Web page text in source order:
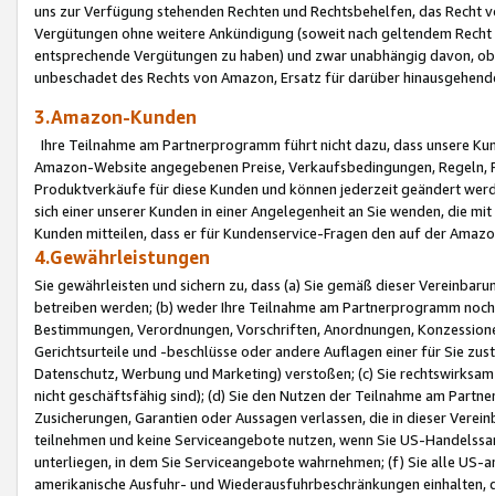
uns zur Verfügung stehenden Rechten und Rechtsbehelfen, das
Vergütungen ohne weitere Ankündigung (soweit nach geltendem
entsprechende Vergütungen zu haben) und zwar unabhängig davon,
unbeschadet des Rechts von Amazon, Ersatz für darüber
3.Amazon-Kunden
Ihre Teilnahme am Partnerprogramm führt nicht dazu, dass unsere
Amazon-Website angegebenen Preise, Verkaufsbedingungen,
Produktverkäufe für diese Kunden und können jederzeit geändert
sich einer unserer Kunden in einer Angelegenheit an Sie wenden, die
Kunden mitteilen, dass er für Kundenservice-Fragen den auf der
4.Gewährleistungen
Sie gewährleisten und sichern zu, dass (a) Sie gemäß dieser
betreiben werden; (b) weder Ihre Teilnahme am Partnerprogramm
Bestimmungen, Verordnungen, Vorschriften, Anordnungen,
Gerichtsurteile und -beschlüsse oder andere Auflagen einer für Sie
Datenschutz, Werbung und Marketing) verstoßen; (c) Sie
nicht geschäftsfähig sind); (d) Sie den Nutzen der Teilnahme am
Zusicherungen, Garantien oder Aussagen verlassen, die in dieser
teilnehmen und keine Serviceangebote nutzen, wenn Sie US-
unterliegen, in dem Sie Serviceangebote wahrnehmen; (f) Sie alle
amerikanische Ausfuhr- und Wiederausfuhrbeschränkungen